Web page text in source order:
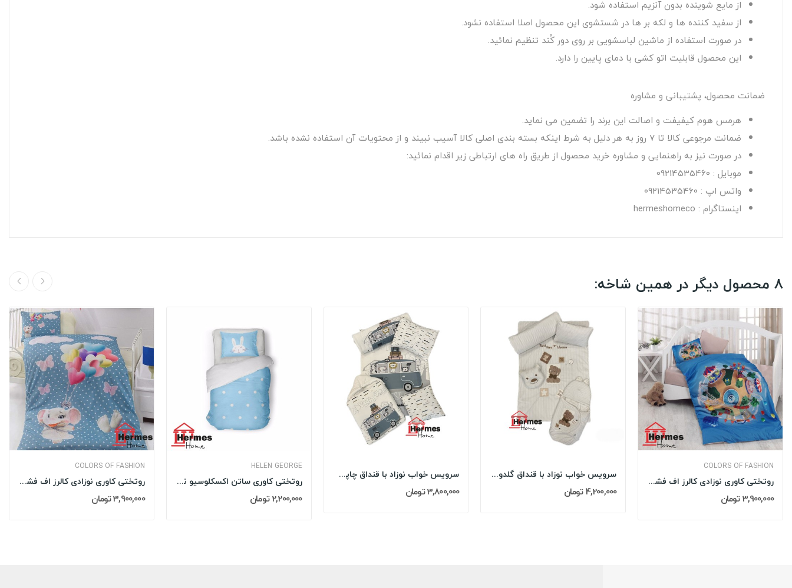
از مایع شوینده بدون آنزیم استفاده شود.
از سفید کننده ها و لکه بر ها در شستشوی این محصول اصلا استفاده نشود.
در صورت استفاده از ماشین لباسشویی بر روی دور کُند تنظیم نمائید.
این محصول قابلیت اتو کشی با دمای پایین را دارد.
ضمانت محصول، پشتیبانی و مشاوره
هرمس هوم کیفیفت و اصالت این برند را تضمین می نماید.
ضمانت مرجوعی کالا تا 7 روز به هر دلیل به شرط اینکه بسته بندی اصلی کالا آسیب نبیند و از محتویات آن استفاده نشده باشد.
در صورت نیز به راهنمایی و مشاوره خرید محصول از طریق راه های ارتباطی زیر اقدام نمائید:
موبایل : 09214535460
واتس اپ : 09214535460
اینستاگرام : hermeshomeco
8 محصول دیگر در همین شاخه:
COLORS OF FASHION
روتختی کاوری نوزادی کالرز اف فشن COLORS OF...
3,900,000 تومان
HELEN GEORGE
روتختی کاوری ساتن اکسکلوسیو نوزادی هلن جورج...
2,200,000 تومان
سرویس خواب نوزاد با قنداق چاپی مادرکر...
3,800,000 تومان
سرویس خواب نوزاد با قنداق گلدوزی مادرکر...
4,200,000 تومان
COLORS OF FASHION
روتختی کاوری نوزادی کالرز اف فشن COLORS OF...
3,900,000 تومان